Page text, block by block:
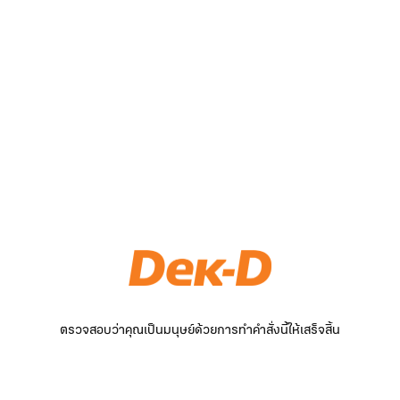
ตรวจสอบว่าคุณเป็นมนุษย์ด้วยการทำคำสั่งนี้ให้เสร็จสิ้น